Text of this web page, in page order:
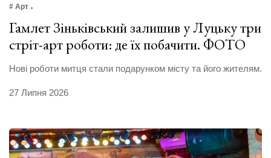
# Арт
Гамлет Зіньківський залишив у Луцьку три
стріт-арт роботи: де їх побачити. ФОТО
Нові роботи митця стали подарунком місту та його жителям.
27 Липня 2026